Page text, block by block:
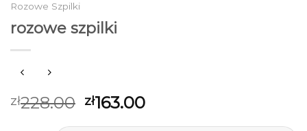
Rozowe Szpilki
rozowe szpilki
zł228.00 zł163.00